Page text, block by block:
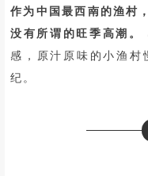
作为中国最西南的渔村
没有所谓的旺季高潮。
感，原汁原味的小渔村
纪。